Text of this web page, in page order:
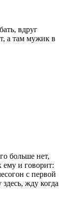
вдруг
а там мужик в
больше нет,
ему и говорит:
с первой
жду когда